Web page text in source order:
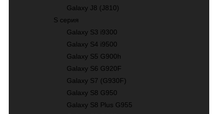
Galaxy J8 (J810)
S серия
Galaxy S3 i9300
Galaxy S4 i9500
Galaxy S5 G900h
Galaxy S6 G920F
Galaxy S7 (G930F)
Galaxy S8 G950
Galaxy S8 Plus G955